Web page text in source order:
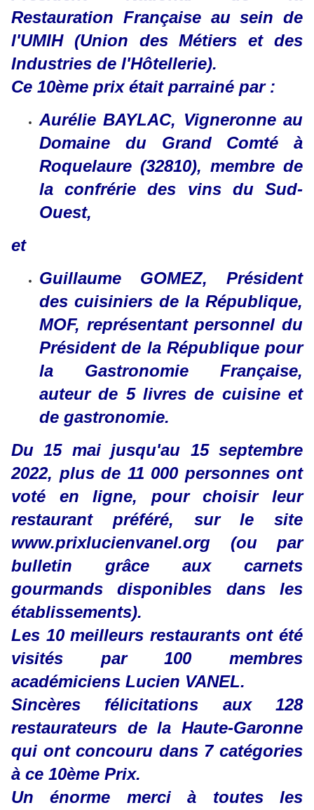
Restauration Française au sein de
l'UMIH (Union des Métiers et des
Industries de l'Hôtellerie).
Ce 10ème prix était parrainé par :
Aurélie BAYLAC, Vigneronne au
Domaine du Grand Comté à
Roquelaure (32810), membre de
la confrérie des vins du Sud-
Ouest,
et
Guillaume GOMEZ, Président
des cuisiniers de la République,
MOF, représentant personnel du
Président de la République pour
la Gastronomie Française,
auteur de 5 livres de cuisine et
de gastronomie.
Du 15 mai jusqu'au 15 septembre
2022, plus de 11 000 personnes ont
voté en ligne, pour choisir leur
restaurant préféré, sur le site
www.prixlucienvanel.org (ou par
bulletin grâce aux carnets
gourmands disponibles dans les
établissements).
Les 10 meilleurs restaurants ont été
visités par 100 membres
académiciens Lucien VANEL.
Sincères félicitations aux 128
restaurateurs de la Haute-Garonne
qui ont concouru dans 7 catégories
à ce 10ème Prix.
Un énorme merci à toutes les